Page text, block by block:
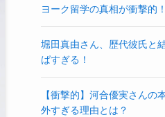
ヨーク留学の真相が衝撃的！
堀田真由さん、歴代彼氏と
ばすぎる！
【衝撃的】河合優実さんの
外すぎる理由とは？